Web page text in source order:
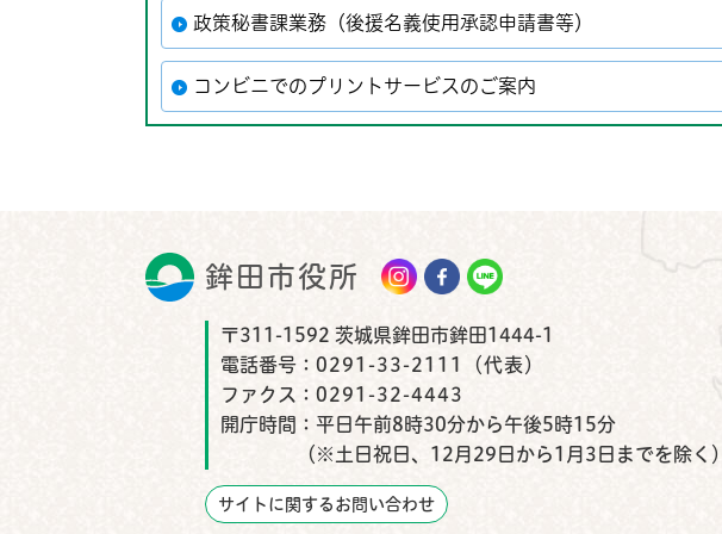
政策秘書課業務（後援名義使用承認申請書等）
コンビニでのプリントサービスのご案内
鉾田市役所 鉾田市公式Instagram
鉾田市公式Facebook
鉾田市公式LINE
〒311-1592 茨城県鉾田市鉾田1444-1
電話番号： 0291-33-2111（代表）
ファクス： 0291-32-4443
開庁時間： 平日午前8時30分から午後5時15分
（※土日祝日、12月29日から1月3日までを除く）
サイトに関するお問い合わせ